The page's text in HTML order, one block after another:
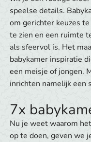
speelse details.
om gerichter keuzes
te zien en een ruimte
als sfeervol is. Het
babykamer inspiratie
een meisje of jongen.
inrichten namelijk een
7x
Nu je weet waarom
op te doen, geven we